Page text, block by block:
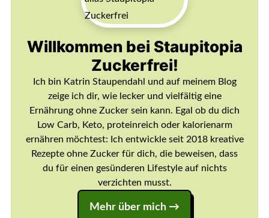
Willkommen bei Staupitopia
Zuckerfrei!
Ich bin Katrin Staupendahl und auf meinem Blog
zeige ich dir, wie lecker und vielfältig eine
Ernährung ohne Zucker sein kann. Egal ob du dich
Low Carb, Keto, proteinreich oder kalorienarm
ernähren möchtest: Ich entwickle seit 2018 kreative
Rezepte ohne Zucker für dich, die beweisen, dass
du für einen gesünderen Lifestyle auf nichts
verzichten musst.
Mehr über mich →